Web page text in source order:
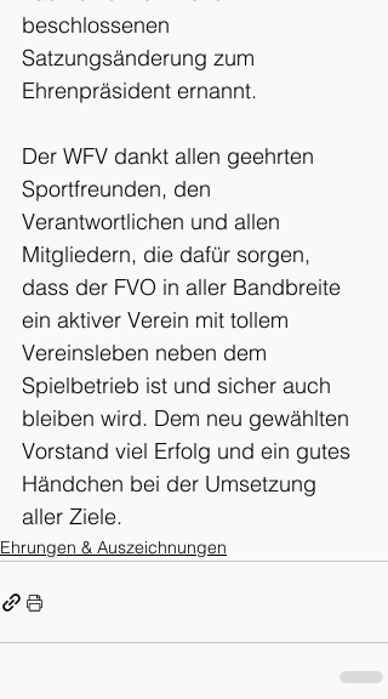
beschlossenen
Satzungsänderung zum
Ehrenpräsident ernannt.
Der WFV dankt allen geehrten
Sportfreunden, den
Verantwortlichen und allen
Mitgliedern, die dafür sorgen,
dass der FVO in aller Bandbreite
ein aktiver Verein mit tollem
Vereinsleben neben dem
Spielbetrieb ist und sicher auch
bleiben wird. Dem neu gewählten
Vorstand viel Erfolg und ein gutes
Händchen bei der Umsetzung
aller Ziele.
Ehrungen & Auszeichnungen